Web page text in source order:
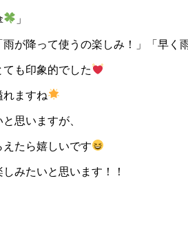
」
が降って使うの楽しみ！」「早く
も印象的でした
れますね
思いますが、
たら嬉しいです
みたいと思います！！